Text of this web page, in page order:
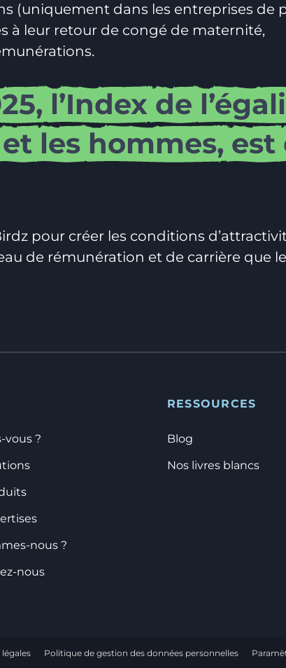
(uniquement dans les entreprises de
à leur retour de congé de maternité,
l’Index de
et les hommes, est
pour créer les conditions
de rémunération et de carrière que
vous ?
nous ?
nous
RESSOURCES
Blog
Nos livres blancs
Politique de gestion des données personnelles